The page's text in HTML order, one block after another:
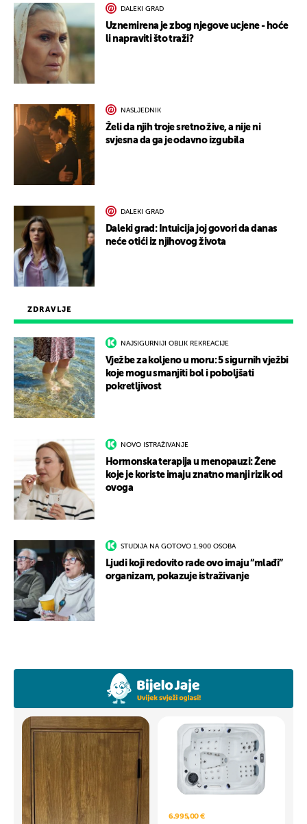
ZDRAVLJE
NAJSIGURNIJI OBLIK REKREACIJE
Vježbe za koljeno u moru: 5 sigurnih vježbi
koje mogu smanjiti bol i poboljšati
pokretljivost
NOVO ISTRAŽIVANJE
Hormonska terapija u menopauzi: Žene
koje je koriste imaju znatno manji rizik od
ovoga
STUDIJA NA GOTOVO 1.900 OSOBA
Ljudi koji redovito rade ovo imaju “mlađi”
organizam, pokazuje istraživanje
DALEKI GRAD
Uznemirena je zbog njegove ucjene - hoće
li napraviti što traži?
NASLJEDNIK
Želi da njih troje sretno žive, a nije ni
svjesna da ga je odavno izgubila
DALEKI GRAD
Daleki grad: Intuicija joj govori da danas
neće otići iz njihovog života
6.995,00 €